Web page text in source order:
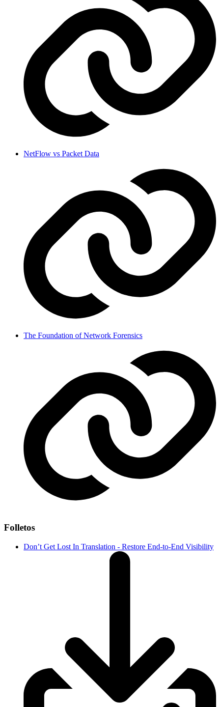
NetFlow vs Packet Data
The Foundation of Network Forensics
Folletos
Don’t Get Lost In Translation - Restore End-to-End Visibility